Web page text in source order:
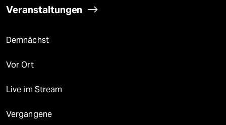
Veranstaltungen
Demnächst
Vor Ort
Live im Stream
Vergangene